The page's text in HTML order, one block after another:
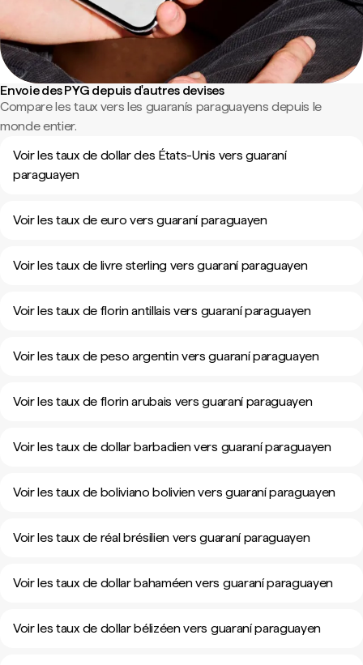
Envoie des PYG depuis d'autres devises
Compare les taux vers les guaranís paraguayens depuis le
monde entier.
Voir les taux de dollar des États-Unis vers guaraní
paraguayen
Voir les taux de euro vers guaraní paraguayen
Voir les taux de livre sterling vers guaraní paraguayen
Voir les taux de florin antillais vers guaraní paraguayen
Voir les taux de peso argentin vers guaraní paraguayen
Voir les taux de florin arubais vers guaraní paraguayen
Voir les taux de dollar barbadien vers guaraní paraguayen
Voir les taux de boliviano bolivien vers guaraní paraguayen
Voir les taux de réal brésilien vers guaraní paraguayen
Voir les taux de dollar bahaméen vers guaraní paraguayen
Voir les taux de dollar bélizéen vers guaraní paraguayen